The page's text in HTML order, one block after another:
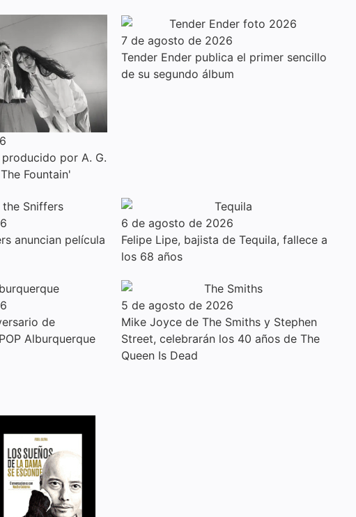
por A. G.
Fountain'
7 de agosto de 2026
Tender Ender publica el primer sencillo
de su segundo álbum
anuncian película
6 de agosto de 2026
Felipe Lipe, bajista de Tequila, fallece a
los 68 años
de
Alburquerque
5 de agosto de 2026
Mike Joyce de The Smiths y Stephen
Street, celebrarán los 40 años de The
Queen Is Dead